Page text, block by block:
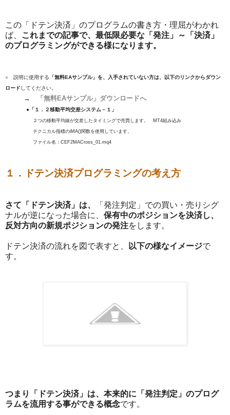
この「ドテン決済」のプログラムの書き方・理屈がわかれ
ば、
これまでの記事で、最低限必要な「発注」～「決済」
のプログラミングができる様になります。
※ 説明に使用する 「無料EAサンプル」を、入手されていない方は、以下のリンクからダウン
ロード してください。
→ 「無料EAサンプル」ダウンロードへ
●「１．２移動平均交差システム－１」
２つの移動平均線が交差したタイミングで売買します。 MT4組み込み
テクニカル指標のiMA()関数を使用しています。
ファイル名：CEF2MACross_01.mq4
１．ドテン決済プログラミングの考え方
さて「ドテン決済」は、
「発注判定」での買い・売りシグ
ナルが逆になった場合に、 保有中のポジションを決済し、
反対方向の新規ポジションの発注をします。
ドテン決済の流れを図で表すと、 以下の様なイメージで
す。
つまり「ドテン決済」は、本来的に「発注判定」のプログ
ラムを流用する事ができる概念です。